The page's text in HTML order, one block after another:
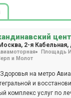
2-я Кабельная,
Площадь
и Молот
на метро
и
комплекс услуг по